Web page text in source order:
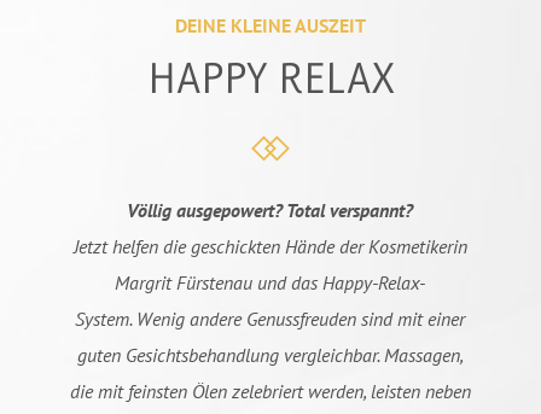
DEINE KLEINE AUSZEIT
HAPPY RELAX
Völlig ausgepowert? Total verspannt?
Jetzt helfen die geschickten Hände der Kosmetikerin
Margrit Fürstenau und das Happy-Relax-
System. Wenig andere Genussfreuden sind mit einer
guten Gesichtsbehandlung vergleichbar. Massagen,
die mit feinsten Ölen zelebriert werden, leisten neben